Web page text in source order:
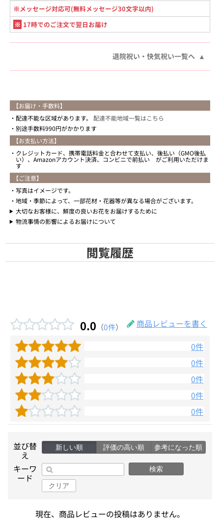
※メッセージ対応可(無料メッセージ30文字以内)
※ 17時でのご注文で翌日お届け
退院祝い・快気祝い一覧へ
【お届け・手数料】
配達不能な区域があります。 配達不能地域一覧はこちら
別途手数料990円がかかります
【お支払い方法】
クレジットカード、携帯電話料金と合わせて支払い、後払い（GMO後払
い）、Amazonアカウント決済、コンビニで前払い がご利用いただけま
す
【ご注意】
写真はイメージです。
地域・季節によって、一部花材・花器等が異なる場合がございます。
大切なお客様に、鮮度の良いお花をお届けするために
物流事情の影響によるお届けについて
閲覧履歴
0.0 （0件）
商品レビューを書く
0件
0件
0件
0件
0件
並び替
え
新しい順 評価の高い順 参考になった順
キーワ
ード
検索
クリア
現在、商品レビューの投稿はありません。